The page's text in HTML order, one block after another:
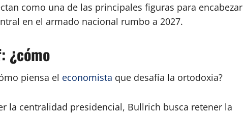
como una de las principales figuras para encabezar
en el armado nacional rumbo a 2027.
¿cómo
piensa el economista que desafía la ortodoxia?
la centralidad presidencial, Bullrich busca retener la